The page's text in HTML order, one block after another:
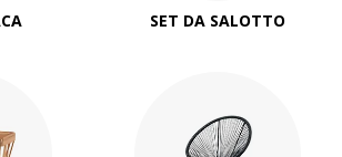
SET DA SALOTTO